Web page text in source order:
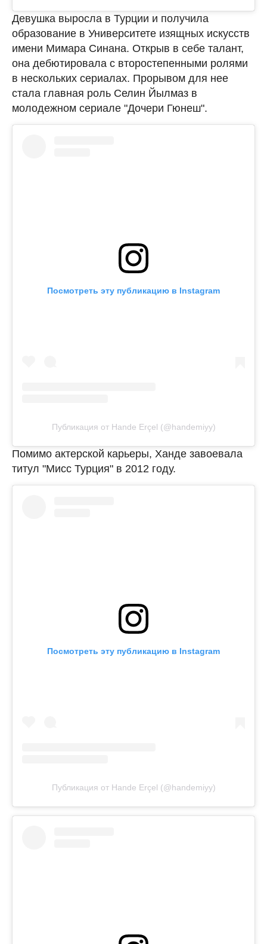
Девушка выросла в Турции и получила
образование в Университете изящных искусств
имени Мимара Синана. Открыв в себе талант,
она дебютировала с второстепенными ролями
в нескольких сериалах. Прорывом для нее
стала главная роль Селин Йылмаз в
молодежном сериале "Дочери Гюнеш".
Посмотреть эту публикацию в Instagram
Публикация от Hande Erçel (@handemiyy)
Помимо актерской карьеры, Ханде завоевала
титул "Мисс Турция" в 2012 году.
Посмотреть эту публикацию в Instagram
Публикация от Hande Erçel (@handemiyy)